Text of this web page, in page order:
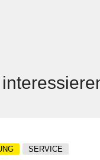
SERVICE